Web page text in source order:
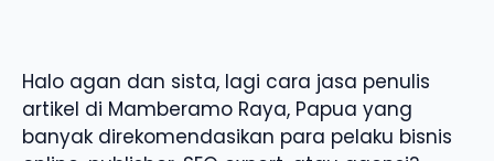
Halo agan dan sista, lagi cara jasa penulis
artikel di Mamberamo Raya, Papua yang
banyak direkomendasikan para pelaku bisnis